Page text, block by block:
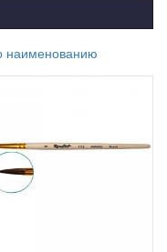
наименованию